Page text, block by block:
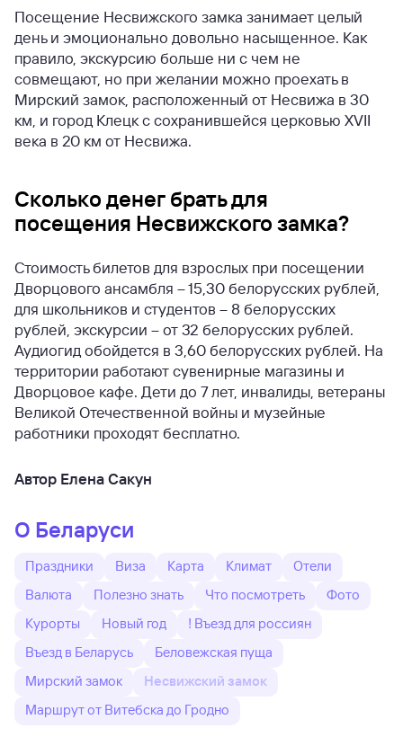
Посещение Несвижского замка занимает целый
день и эмоционально довольно насыщенное. Как
правило, экскурсию больше ни с чем не
совмещают, но при желании можно проехать в
Мирский замок, расположенный от Несвижа в 30
км, и город Клецк с сохранившейся церковью XVII
века в 20 км от Несвижа.
Сколько денег брать для
посещения Несвижского замка?
Стоимость билетов для взрослых при посещении
Дворцового ансамбля – 15,30 белорусских рублей,
для школьников и студентов – 8 белорусских
рублей, экскурсии – от 32 белорусских рублей.
Аудиогид обойдется в 3,60 белорусских рублей. На
территории работают сувенирные магазины и
Дворцовое кафе. Дети до 7 лет, инвалиды, ветераны
Великой Отечественной войны и музейные
работники проходят бесплатно.
Автор Елена Сакун
О Беларуси
Праздники Виза Карта Климат
Отели
Валюта
Полезно знать Что посмотреть
Фото
Курорты
Новый год
! Въезд для россиян
Въезд в Беларусь
Беловежская пуща
Мирский замок
Несвижский замок
Маршрут от Витебска до Гродно